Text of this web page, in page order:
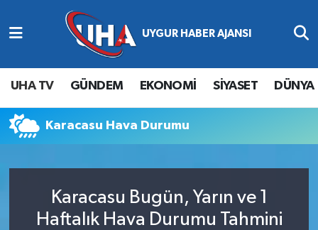
UHA TV GÜNDEM EKONOMİ SİYASET DÜNYA
Karacasu Hava Durumu
Karacasu Bugün, Yarın ve 1
Haftalık Hava Durumu Tahmini
Abone Ol
Gündem
Ekonomi
Siyaset
Nöbetçi Eczaneler
Hava Durumu
Namaz Vakitleri
Süper Lig Puan Durumu ve Fikstür